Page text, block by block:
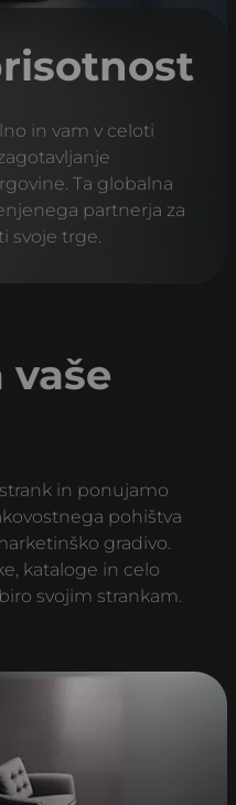
in vam v celoti
Ta globalna
partnerja za
svoje trge.
vaše
in ponujamo
pohištva
gradivo.
kataloge in celo
svojim strankam.